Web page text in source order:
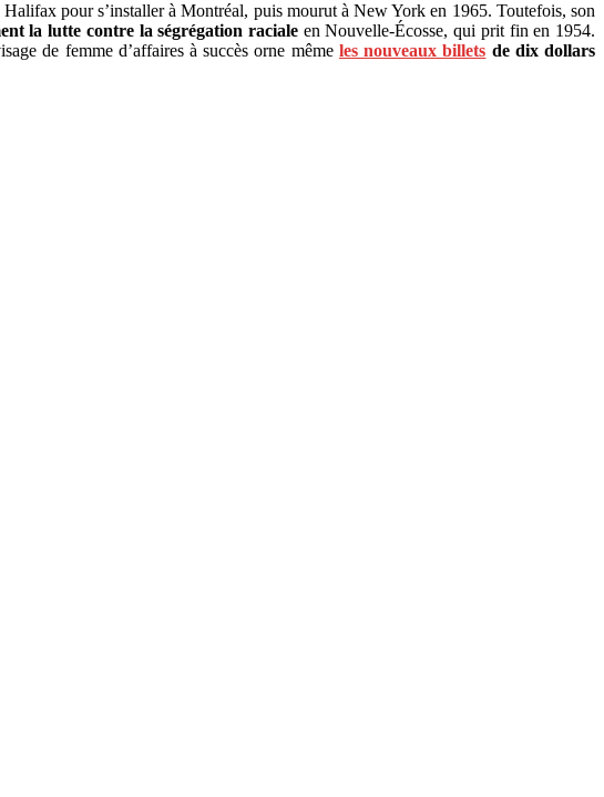
pour s’installer à Montréal, puis mourut à New York en 1965. Toutefois, son
la lutte contre la ségrégation raciale en Nouvelle-Écosse, qui prit fin en 1954.
de femme d’affaires à succès orne même les nouveaux billets de dix dollars